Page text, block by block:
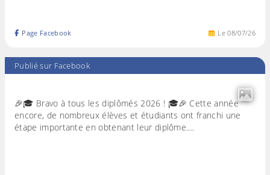
Le08/07/26
Page Facebook
Publié sur Facebook
🎉🎓 Bravo à tous les diplômés 2026 ! 🎓🎉 Cette année
encore, de nombreux élèves et étudiants ont franchi une
étape importante en obtenant leur diplôme.…